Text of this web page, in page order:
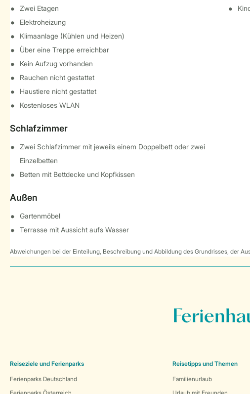
Zwei Etagen
Elektroheizung
Klimaanlage (Kühlen und Heizen)
Über eine Treppe erreichbar
Kein Aufzug vorhanden
Rauchen nicht gestattet
Haustiere nicht gestattet
Kostenloses WLAN
Schlafzimmer
Zwei Schlafzimmer mit jeweils einem Doppelbett oder zwei
Einzelbetten
Betten mit Bettdecke und Kopfkissen
Außen
Gartenmöbel
Terrasse mit Aussicht aufs Wasser
Abweichungen bei der Einteilung, Beschreibung und Abbildung des Grundrisses, der
Reiseziele und Ferienparks
Ferienparks Deutschland
Reisetipps und Themen
Familienurlaub